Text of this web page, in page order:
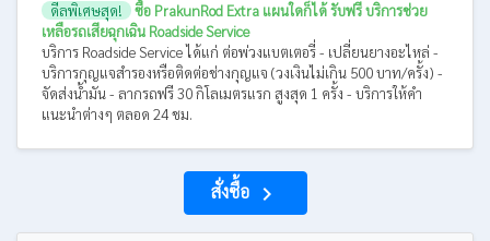
ดีลพิเศษสุด!
ซื้อ PrakunRod Extra แผนใดก็ได้ รับฟรี บริการช่วย
เหลือรถเสียฉุกเฉิน Roadside Service
บริการ Roadside Service ได้แก่ ต่อพ่วงแบตเตอรี่ - เปลี่ยนยางอะไหล่ -
บริการกุญแจสำรองหรือติดต่อช่างกุญแจ (วงเงินไม่เกิน 500 บาท/ครั้ง) -
จัดส่งน้ำมัน - ลากรถฟรี 30 กิโลเมตรแรก สูงสุด 1 ครั้ง - บริการให้คำ
แนะนำต่างๆ ตลอด 24 ชม.
สั่งซื้อ navigate_next